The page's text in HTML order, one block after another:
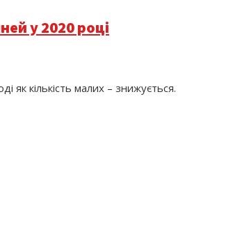
у 2020 році
кількість малих – знижується.